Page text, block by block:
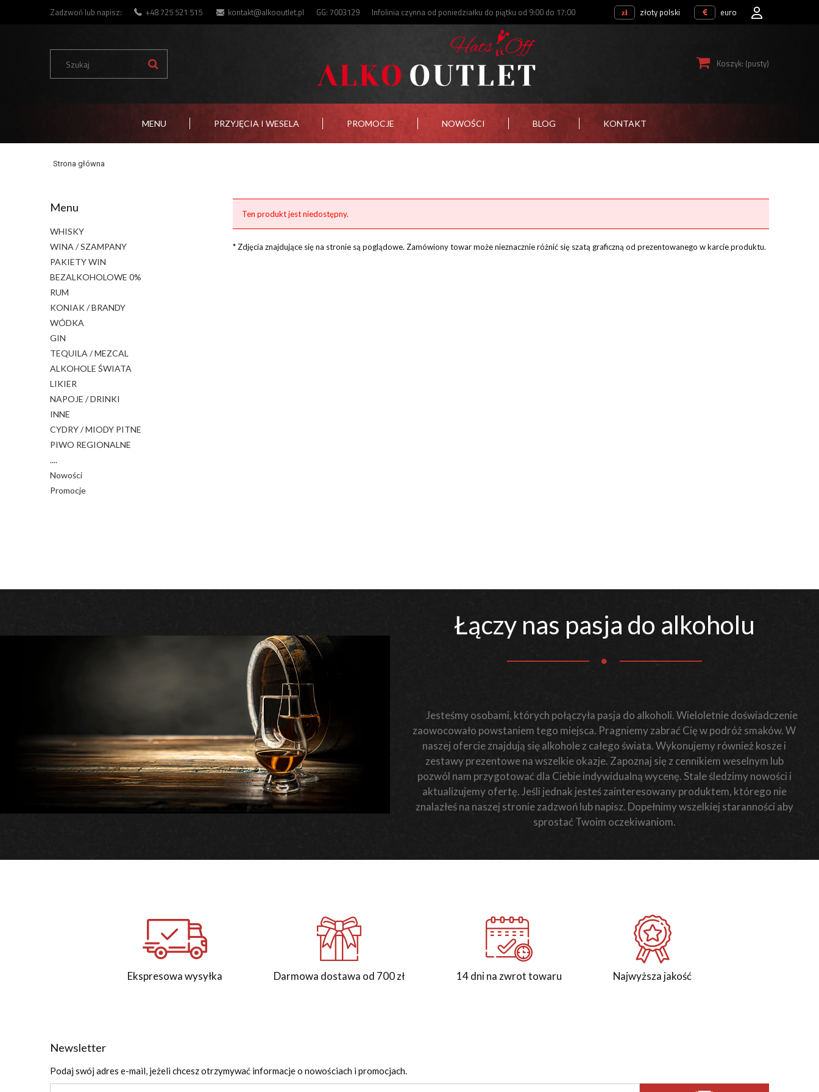
Zadzwoń lub napisz: +48 725 521 515 kontakt@alkooutlet.pl GG: 7003129 Infolinia czynna od poniedziałku do piątku od 9:00 do 17:00 złoty polski euro
Koszyk: (pusty)
MENU PRZYJĘCIA I WESELA PROMOCJE NOWOŚCI BLOG KONTAKT
Strona główna
Menu
WHISKY
WINA / SZAMPANY
PAKIETY WIN
BEZALKOHOLOWE 0%
RUM
KONIAK / BRANDY
WÓDKA
GIN
TEQUILA / MEZCAL
ALKOHOLE ŚWIATA
LIKIER
NAPOJE / DRINKI
INNE
CYDRY / MIODY PITNE
PIWO REGIONALNE
....
Nowości
Promocje
Ten produkt jest niedostępny.
* Zdjęcia znajdujące się na stronie są poglądowe. Zamówiony towar może nieznacznie różnić się szatą graficzną od prezentowanego w karcie produktu.
Łączy nas pasja do alkoholu
Jesteśmy osobami, których połączyła pasja do alkoholi. Wieloletnie doświadczenie
zaowocowało powstaniem tego miejsca. Pragniemy zabrać Cię w podróż smaków. W
naszej ofercie znajdują się alkohole z całego świata. Wykonujemy również kosze i
zestawy prezentowe na wszelkie okazje. Zapoznaj się z cennikiem weselnym lub
pozwól nam przygotować dla Ciebie indywidualną wycenę. Stale śledzimy nowości i
aktualizujemy ofertę. Jeśli jednak jesteś zainteresowany produktem, którego nie
znalazłeś na naszej stronie zadzwoń lub napisz. Dopełnimy wszelkiej staranności aby
sprostać Twoim oczekiwaniom.
Ekspresowa wysyłka Darmowa dostawa od 700 zł 14 dni na zwrot towaru Najwyższa jakość
Newsletter
Podaj swój adres e-mail, jeżeli chcesz otrzymywać informacje o nowościach i promocjach.